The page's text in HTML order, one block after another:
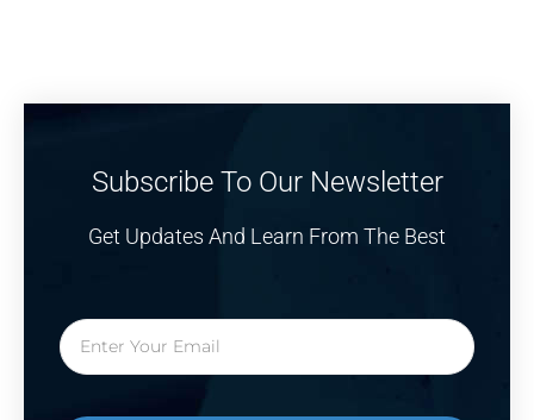
Subscribe To Our Newsletter
Get Updates And Learn From The Best